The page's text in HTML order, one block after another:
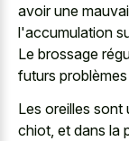
avoir une
l'accumulation
Le brossage
futurs
Les oreilles
chiot, et dans la